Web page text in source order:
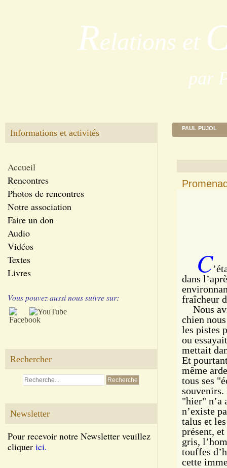
Relations et
par
Informations et activités
Accueil
Rencontres
Photos de rencontres
Notre association
Faire un don
Audio
Vidéos
Textes
Livres
Vous pouvez aussi nous suivre sur:
Rechercher
Newsletter
Pour recevoir notre Newsletter veuillez
cliquer ici.
PAUL PUJOL
C’
dans
fraîcheur
Nous
chien
les pistes
ou
mettait
Et
même
tous ses
"hier" n’a
n’existe
talus et
présent,
gris,
touffes
cette